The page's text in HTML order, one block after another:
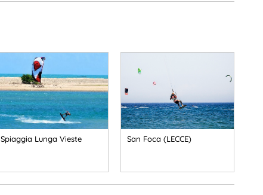
Spiaggia Lunga Vieste San Foca (LECCE)